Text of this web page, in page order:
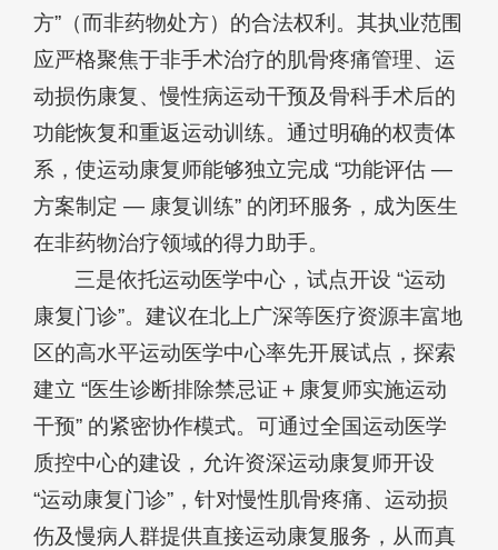
方”（而非药物处方）的合法权利。其执业范围
应严格聚焦于非手术治疗的肌骨疼痛管理、运
动损伤康复、慢性病运动干预及骨科手术后的
功能恢复和重返运动训练。通过明确的权责体
系，使运动康复师能够独立完成 “功能评估 —
方案制定 — 康复训练” 的闭环服务，成为医生
在非药物治疗领域的得力助手。
三是依托运动医学中心，试点开设 “运动
康复门诊”。建议在北上广深等医疗资源丰富地
区的高水平运动医学中心率先开展试点，探索
建立 “医生诊断排除禁忌证＋康复师实施运动
干预” 的紧密协作模式。可通过全国运动医学
质控中心的建设，允许资深运动康复师开设
“运动康复门诊”，针对慢性肌骨疼痛、运动损
伤及慢病人群提供直接运动康复服务，从而真